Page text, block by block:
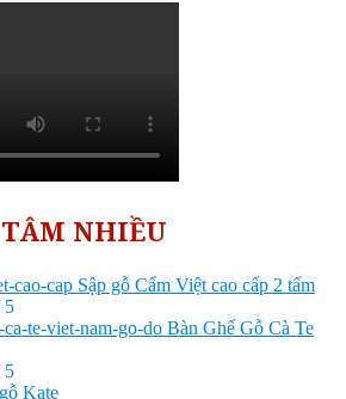
NHIỀU
Sập gỗ Cẩm Việt cao cấp 2 tấm
5
Bàn Ghế Gỗ Cà Te
5
Kate